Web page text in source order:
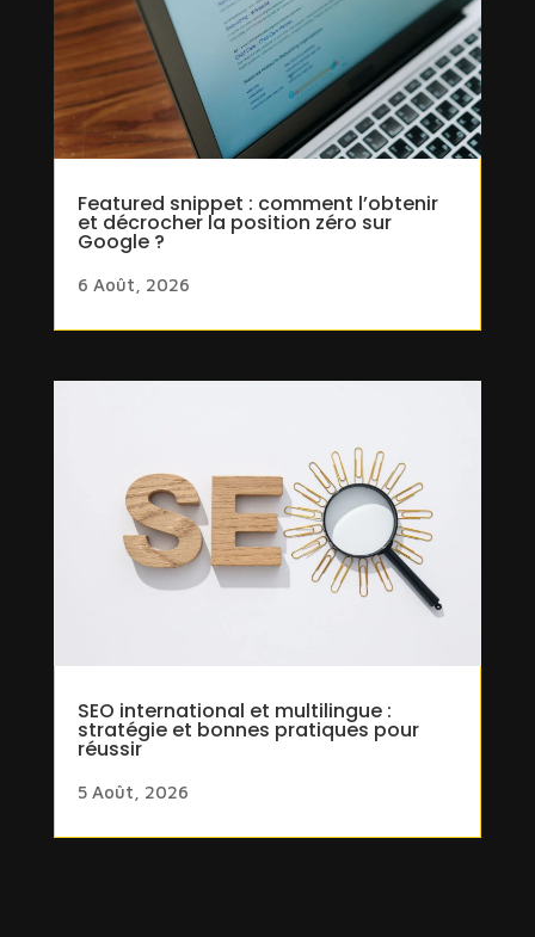
Featured snippet : comment l’obtenir
et décrocher la position zéro sur
Google ?
6 Août, 2026
SEO international et multilingue :
stratégie et bonnes pratiques pour
réussir
5 Août, 2026